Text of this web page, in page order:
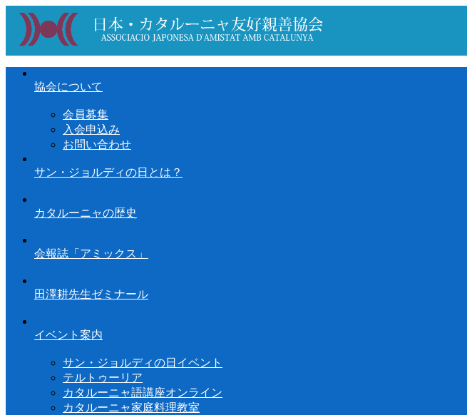
協会について
会員募集
入会申込み
お問い合わせ
サン・ジョルディの日とは？
カタルーニャの歴史
会報誌「アミックス」
田澤耕先生ゼミナール
イベント案内
サン・ジョルディの日イベント
テルトゥーリア
カタルーニャ語講座オンライン
カタルーニャ家庭料理教室